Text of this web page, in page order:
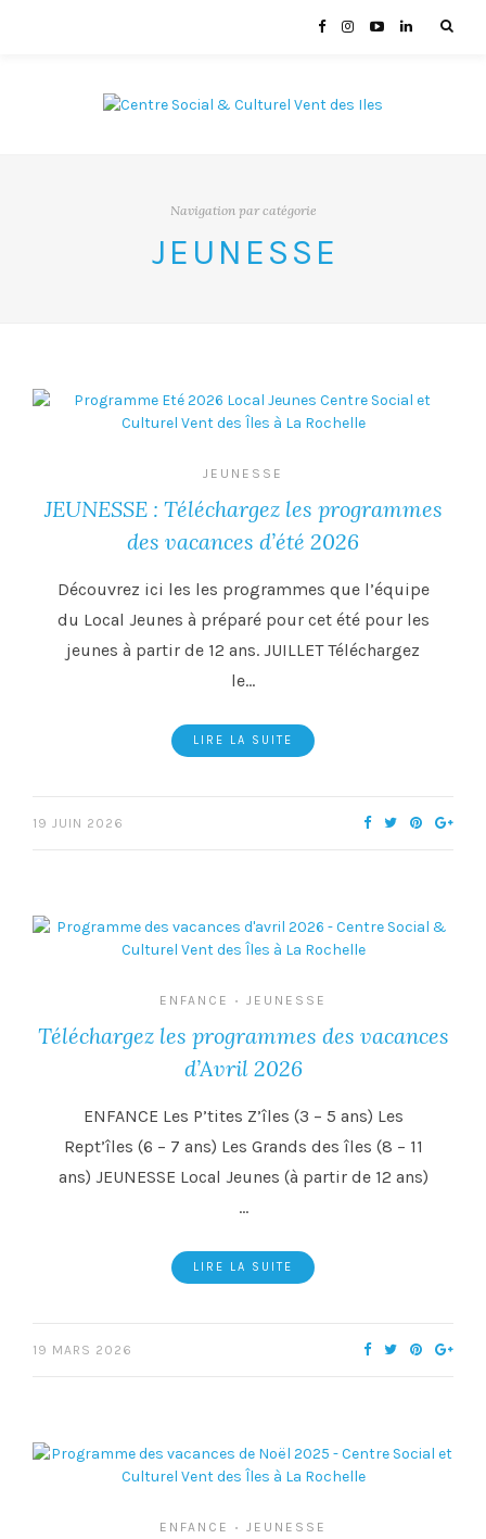
Navigation par catégorie
JEUNESSE
JEUNESSE
JEUNESSE : Téléchargez les programmes
des vacances d’été 2026
Découvrez ici les les programmes que l’équipe
du Local Jeunes à préparé pour cet été pour les
jeunes à partir de 12 ans. JUILLET Téléchargez
le…
LIRE LA SUITE
19 JUIN 2026
ENFANCE • JEUNESSE
Téléchargez les programmes des vacances
d’Avril 2026
ENFANCE Les P’tites Z’îles (3 – 5 ans) Les
Rept’îles (6 – 7 ans) Les Grands des îles (8 – 11
ans) JEUNESSE Local Jeunes (à partir de 12 ans)
…
LIRE LA SUITE
19 MARS 2026
ENFANCE • JEUNESSE